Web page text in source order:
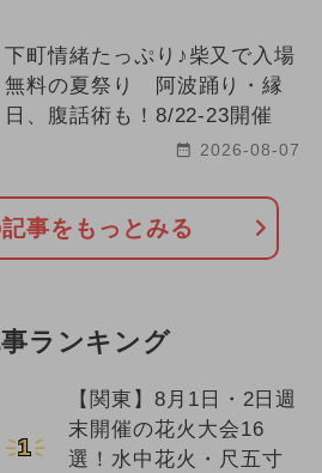
下町情緒たっぷり♪柴又で入場
無料の夏祭り 阿波踊り・縁
日、腹話術も！8/22-23開催
2026-08-07
事をもっとみる
ランキング
1
【関東】8月1日・2日週
末開催の花火大会16
選！水中花火・尺五寸